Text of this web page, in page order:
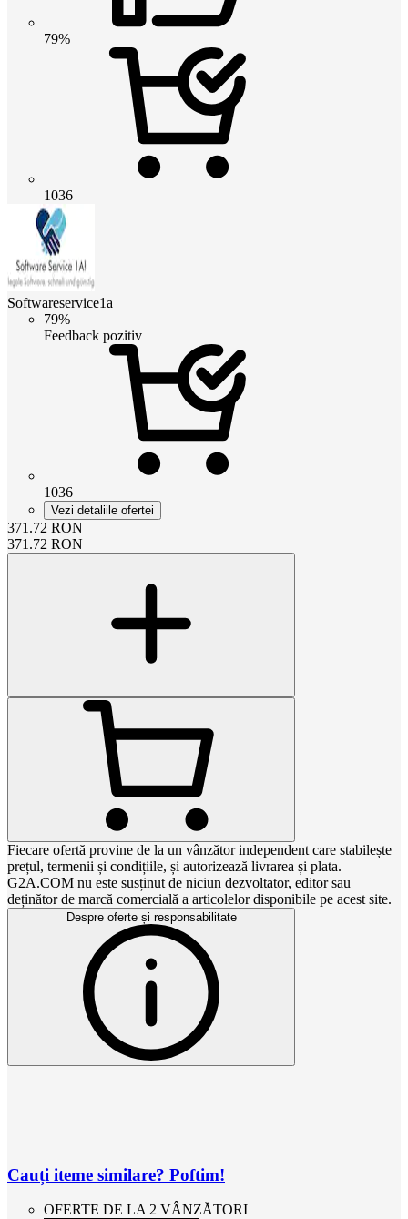
79%
1036
Softwareservice1a
79%
Feedback pozitiv
1036
Vezi detaliile ofertei
371.72 RON
371.72 RON
Fiecare ofertă provine de la un vânzător independent care stabilește
prețul, termenii și condițiile, și autorizează livrarea și plata.
G2A.COM nu este susținut de niciun dezvoltator, editor sau
deținător de marcă comercială a articolelor disponibile pe acest site.
Despre oferte și responsabilitate
Cauți iteme similare? Poftim!
OFERTE DE LA 2 VÂNZĂTORI